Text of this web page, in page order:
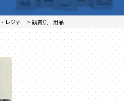
レジャー > 観賞魚 用品